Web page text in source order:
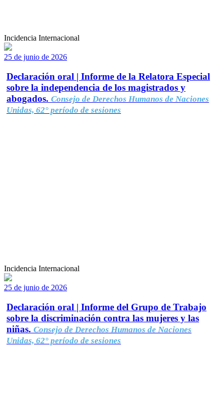
Incidencia Internacional
25 de junio de 2026
Declaración oral | Informe de la Relatora Especial
sobre la independencia de los magistrados y
abogados. Consejo de Derechos Humanos de Naciones
Unidas, 62° período de sesiones
Incidencia Internacional
25 de junio de 2026
Declaración oral | Informe del Grupo de Trabajo
sobre la discriminación contra las mujeres y las
niñas. Consejo de Derechos Humanos de Naciones
Unidas, 62° período de sesiones